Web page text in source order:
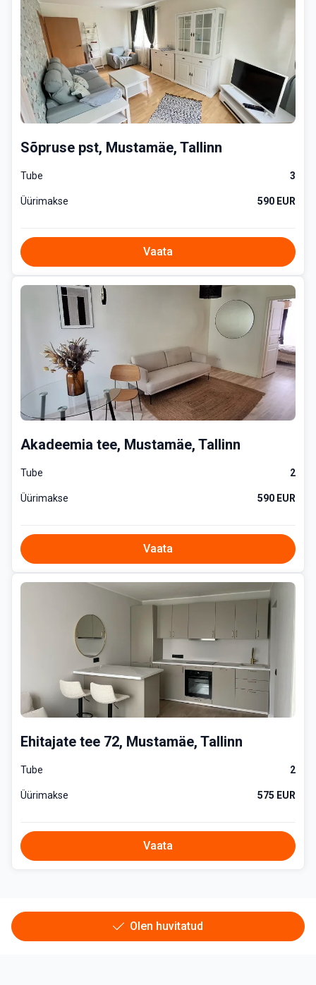
Sõpruse pst, Mustamäe, Tallinn
Tube 3
Üürimakse 590 EUR
Vaata
Akadeemia tee, Mustamäe, Tallinn
Tube 2
Üürimakse 590 EUR
Vaata
Ehitajate tee 72, Mustamäe, Tallinn
Tube 2
Üürimakse 575 EUR
Vaata
Olen huvitatud